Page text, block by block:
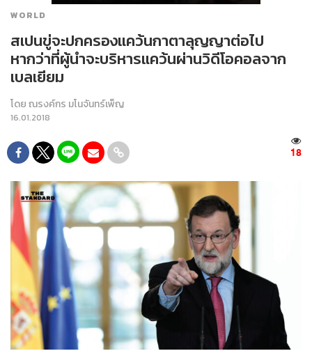
WORLD
สเปนขู่จะปกครองแคว้นกาตาลุญญาต่อไป
หากว่าที่ผู้นำจะบริหารแคว้นผ่านวิดีโอคอลจาก
เบลเยียม
โดยณรงค์กร มโนจันทร์เพ็ญ
16.01.2018
18